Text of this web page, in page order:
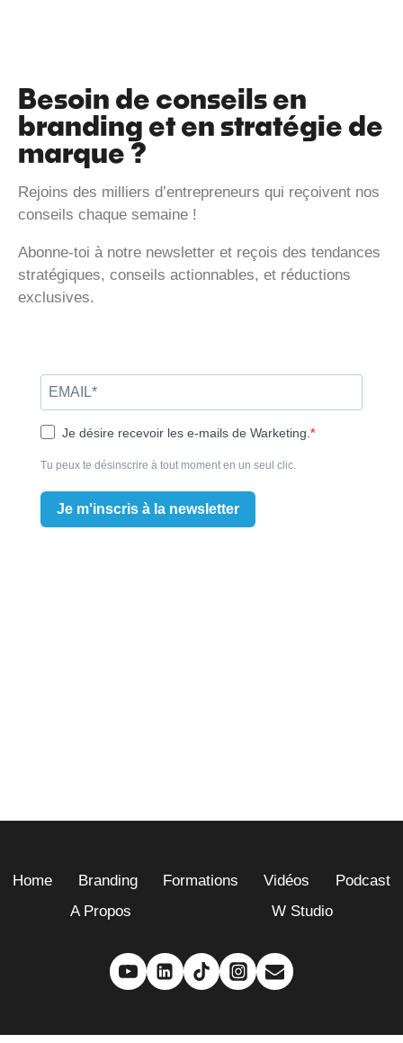
Besoin de conseils en
branding et en stratégie de
marque ?
Rejoins des milliers d’entrepreneurs qui reçoivent nos
conseils chaque semaine !
Abonne-toi à notre newsletter et reçois des tendances
stratégiques, conseils actionnables, et réductions
exclusives.
Je désire recevoir les e-mails de Warketing.
Tu peux te désinscrire à tout moment en un seul clic.
Je m'inscris à la newsletter
Home Branding Formations Vidéos
Podcast
A Propos
W Studio